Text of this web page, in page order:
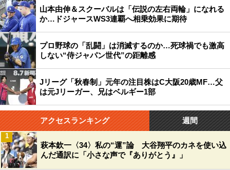
山本由伸＆スクーバルは「伝説の左右両輪」になれる
か…ドジャースWS3連覇へ相乗効果に期待
プロ野球の「乱闘」は消滅するのか…死球禍でも激高
しない“侍ジャパン世代”の距離感
Jリーグ「秋春制」元年の注目株はC大阪20歳MF…父
は元Jリーガー、兄はベルギー1部
アクセスランキング 週間
萩本欽一〈34〉私の“運”論 大谷翔平のカネを使い込
んだ通訳に「小さな声で『ありがとう』」
1